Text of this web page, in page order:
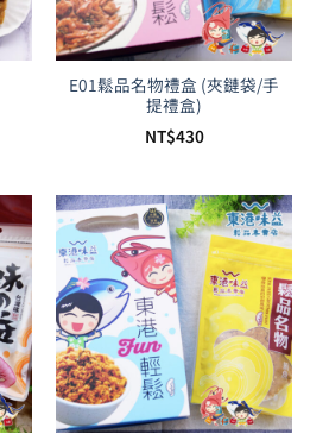
E01鬆品名物禮盒 (夾鏈袋/手
提禮盒)
NT$430